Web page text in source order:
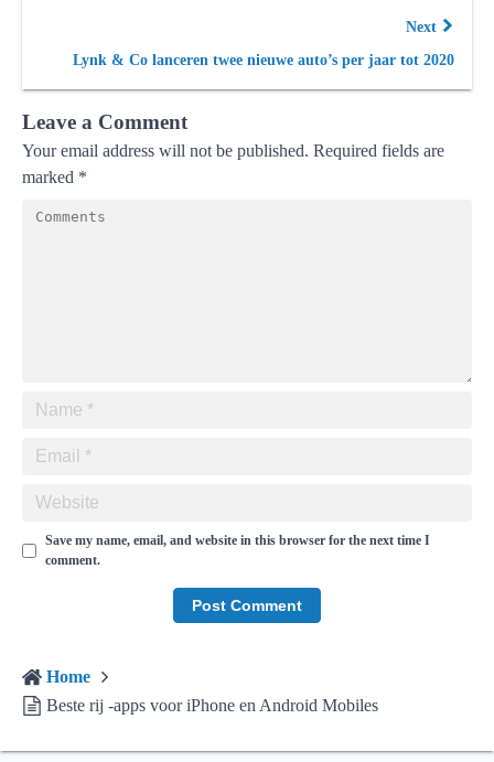
Next
Lynk & Co lanceren twee nieuwe auto’s per jaar tot 2020
Leave a Comment
Your email address will not be published. Required fields are
marked *
Save my name, email, and website in this browser for the next time I
comment.
Home
Beste rij -apps voor iPhone en Android Mobiles